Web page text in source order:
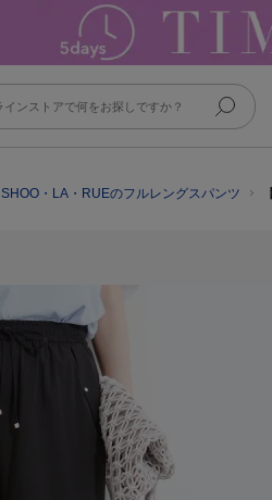
SHOO・LA・RUEのフルレングスパンツ